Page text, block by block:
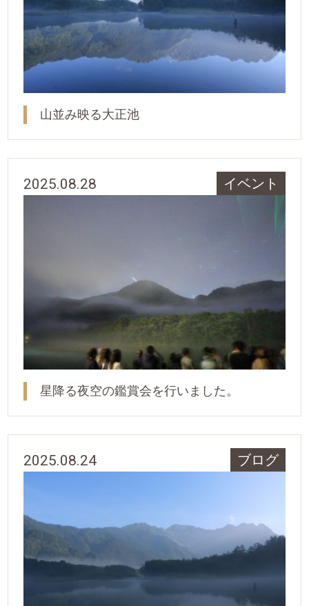
山並み映る大正池
2025.08.28 イベント
星降る夜空の鑑賞会を行いました。
2025.08.24 ブログ